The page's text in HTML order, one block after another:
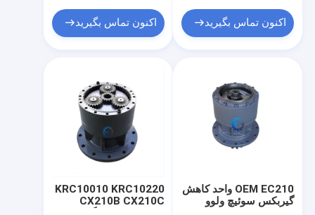
اکنون تماس بگیرید اکنون تماس بگیرید
KRC10010 KRC10220
CX210B CX210C
OEM EC210 واحد کاهش
گیربکس سوئیچ ولوو